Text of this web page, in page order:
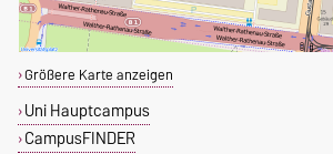
Größere Karte anzeigen
Uni Hauptcampus
CampusFINDER